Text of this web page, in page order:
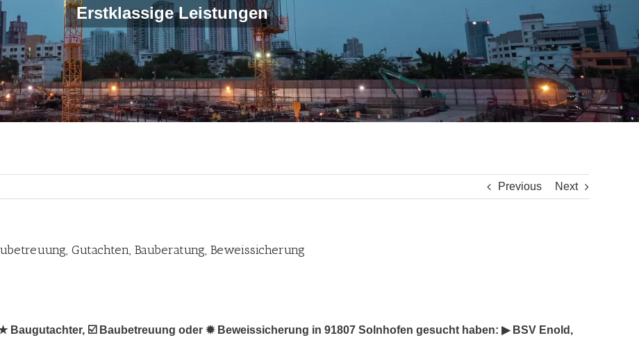
Erstklassige Leistungen
Previous Next
Gutachten, Bauberatung, Beweissicherung
Baugutachter, ☑️ Baubetreuung oder ✹ Beweissicherung in 91807 Solnhofen gesucht haben: ▶︎ BSV Enold,